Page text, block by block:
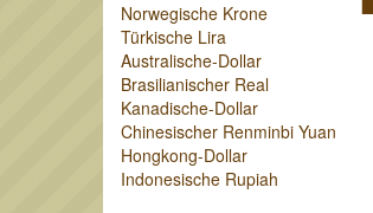
Norwegische Krone
Türkische Lira
Australische-Dollar
Brasilianischer Real
Kanadische-Dollar
Chinesischer Renminbi Yuan
Hongkong-Dollar
Indonesische Rupiah